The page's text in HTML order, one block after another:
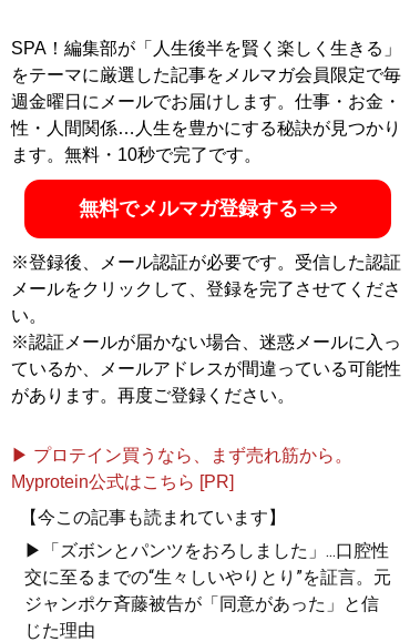
SPA！編集部が「人生後半を賢く楽しく生きる」
をテーマに厳選した記事をメルマガ会員限定で毎
週金曜日にメールでお届けします。仕事・お金・
性・人間関係…人生を豊かにする秘訣が見つかり
ます。無料・10秒で完了です。
無料でメルマガ登録する⇒⇒
※登録後、メール認証が必要です。受信した認証
メールをクリックして、登録を完了させてくださ
い。
※認証メールが届かない場合、迷惑メールに入っ
ているか、メールアドレスが間違っている可能性
があります。再度ご登録ください。
▶ プロテイン買うなら、まず売れ筋から。
Myprotein公式はこちら [PR]
【今この記事も読まれています】
▶「ズボンとパンツをおろしました」...口腔性
交に至るまでの“生々しいやりとり”を証言。元
ジャンポケ斉藤被告が「同意があった」と信
じた理由